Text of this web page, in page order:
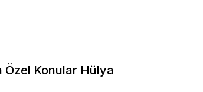
Özel Konular Hülya